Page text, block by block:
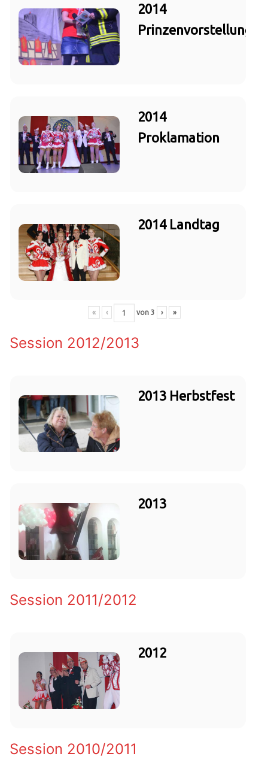
2014
Prinzenvorstellung
2014
Proklamation
2014 Landtag
« ‹ von 3 › »
Session 2012/2013
2013 Herbstfest
2013
Session 2011/2012
2012
Session 2010/2011